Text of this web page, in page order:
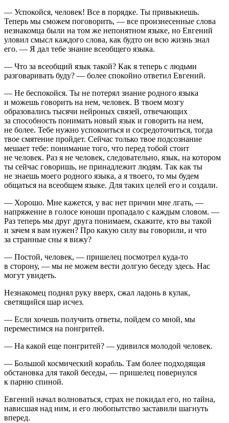
— Успокойся, человек! Все в порядке. Ты привыкнешь.
Теперь мы сможем поговорить, — все произнесенные слова
незнакомца были на том же непонятном языке, но Евгений
уловил смысл каждого слова, как будто он всю жизнь знал
его. — Я дал тебе знание всеобщего языка.
— Что за всеобщий язык такой? Как я теперь с людьми
разговаривать буду? — более спокойно ответил Евгений.
— Не беспокойся. Ты не потерял знание родного языка
и можешь говорить на нем, человек. В твоем мозгу
образовались тысячи нейроных связей, отвечающих
за способность понимать новый язык и говорить на нем,
не более. Тебе нужно успокоиться и сосредоточиться, тогда
твое смятение пройдет. Сейчас только твое подсознание
мешает тебе: понимание того, что перед тобой стоит
не человек. Раз я не человек, следовательно, язык, на котором
ты сейчас говоришь, не принадлежит людям. Так как ты
не знаешь моего родного языка, а я твоего, то мы будем
общаться на всеобщем языке. Для таких целей его и создали.
— Хорошо. Мне кажется, у вас нет причин мне лгать, —
напряжение в голосе юноши пропадало с каждым словом. —
Раз теперь мы друг друга понимаем, скажите, кто вы такой
и зачем я вам нужен? Про какую силу вы говорили, и что
за странные сны я вижу?
— Постой, человек, — пришелец посмотрел куда-то
в сторону, — мы не можем вести долгую беседу здесь. Нас
могут увидеть.
Незнакомец поднял руку вверх, сжал ладонь в кулак,
светящийся шар исчез.
— Если хочешь получить ответы, пойдем со мной, мы
переместимся на понгритей.
— На какой еще понгритей? — удивился молодой человек.
— Большой космический корабль. Там более подходящая
обстановка для такой беседы, — пришелец повернулся
к парню спиной.
Евгений начал волноваться, страх не покидал его, но тайна,
нависшая над ним, и его любопытство заставили шагнуть
вперед.